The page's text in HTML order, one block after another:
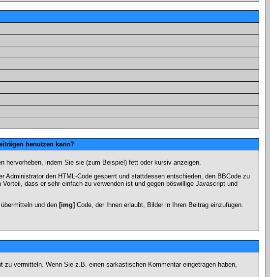
benutzen kann?
hervorheben, indem Sie sie (zum Beispiel) fett oder kursiv anzeigen.
den HTML-Code gesperrt und stattdessen entschieden, den BBCode zu
dass er sehr einfach zu verwenden ist und gegen böswillige Javascript und
und den [img] Code, der Ihnen erlaubt, Bilder in Ihren Beitrag einzufügen.
vermitteln. Wenn Sie z.B. einen sarkastischen Kommentar eingetragen haben,